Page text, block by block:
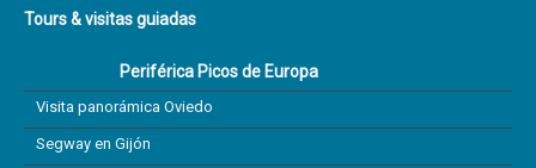
Tours & visitas guiadas
Periférica Picos de Europa
Visita panorámica Oviedo
Segway en Gijón